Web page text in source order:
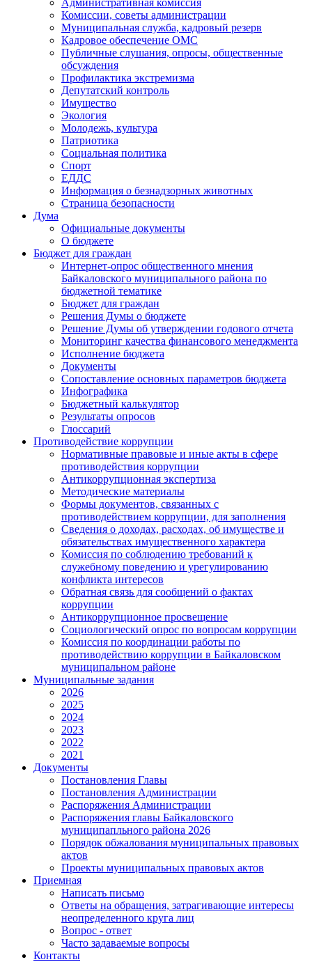
Административная комиссия
Комиссии, советы администрации
Муниципальная служба, кадровый резерв
Кадровое обеспечение ОМС
Публичные слушания, опросы, общественные
обсуждения
Профилактика экстремизма
Депутатский контроль
Имущество
Экология
Молодежь, культура
Патриотика
Социальная политика
Спорт
ЕДДС
Информация о безнадзорных животных
Страница безопасности
Дума
Официальные документы
О бюджете
Бюджет для граждан
Интернет-опрос общественного мнения
Байкаловского муниципального района по
бюджетной тематике
Бюджет для граждан
Решения Думы о бюджете
Решение Думы об утверждении годового отчета
Мониторинг качества финансового менеджмента
Исполнение бюджета
Документы
Сопоставление основных параметров бюджета
Инфографика
Бюджетный калькулятор
Результаты опросов
Глоссарий
Противодействие коррупции
Нормативные правовые и иные акты в сфере
противодействия коррупции
Антикоррупционная экспертиза
Методические материалы
Формы документов, связанных с
противодействием коррупции, для заполнения
Сведения о доходах, расходах, об имуществе и
обязательствах имущественного характера
Комиссия по соблюдению требований к
служебному поведению и урегулированию
конфликта интересов
Обратная связь для сообщений о фактах
коррупции
Антикоррупционное просвещение
Социологический опрос по вопросам коррупции
Комиссия по координации работы по
противодействию коррупции в Байкаловском
муниципальном районе
Муниципальные задания
2026
2025
2024
2023
2022
2021
Документы
Постановления Главы
Постановления Администрации
Распоряжения Администрации
Распоряжения главы Байкаловского
муниципапльного района 2026
Порядок обжалования муниципальных правовых
актов
Проекты муниципальных правовых актов
Приемная
Написать письмо
Ответы на обращения, затрагивающие интересы
неопределенного круга лиц
Вопрос - ответ
Часто задаваемые вопросы
Контакты